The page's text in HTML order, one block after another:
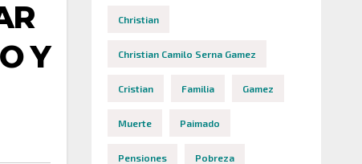
Y
Christian
Christian Camilo Serna Gamez
Cristian Familia Gamez
Muerte Paimado
Pensiones Pobreza